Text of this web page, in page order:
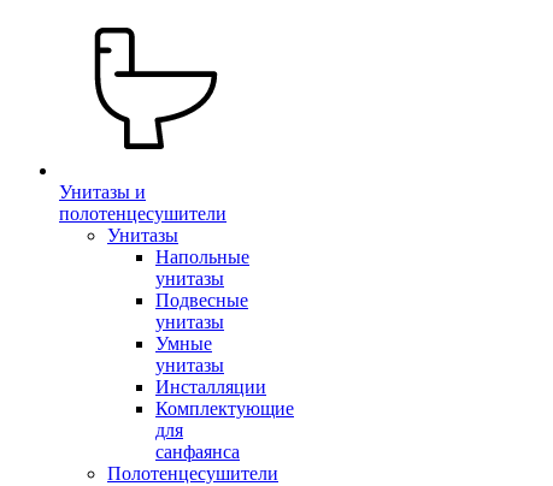
Унитазы и
полотенцесушители
Унитазы
Напольные
унитазы
Подвесные
унитазы
Умные
унитазы
Инсталляции
Комплектующие
для
санфаянса
Полотенцесушители